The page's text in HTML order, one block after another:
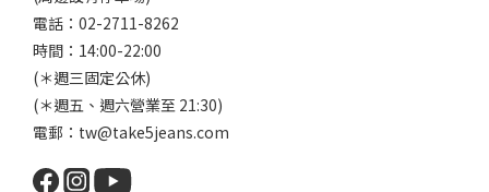
電話：02-2711-8262
時間：14:00-22:00
(＊週三固定公休)
(＊週五、週六營業至 21:30)
電郵：tw@take5jeans.com